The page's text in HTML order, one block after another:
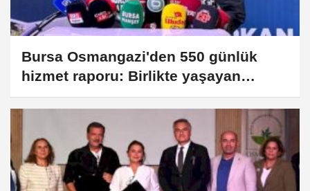
Bursa Osmangazi'den 550 günlük
hizmet raporu: Birlikte yaşayan
Osmangazi farkı